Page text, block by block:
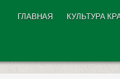
ГЛАВНАЯ КУЛЬТУРА